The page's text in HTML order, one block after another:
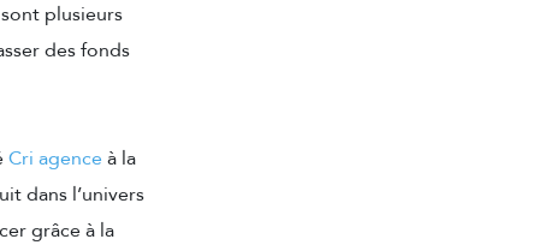
plusieurs
des fonds
Cri agence à la
dans l’univers
grâce à la